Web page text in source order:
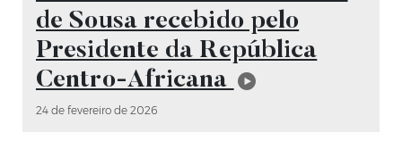
de Sousa recebido pelo
Presidente da República
Centro-Africana
24 de fevereiro de 2026